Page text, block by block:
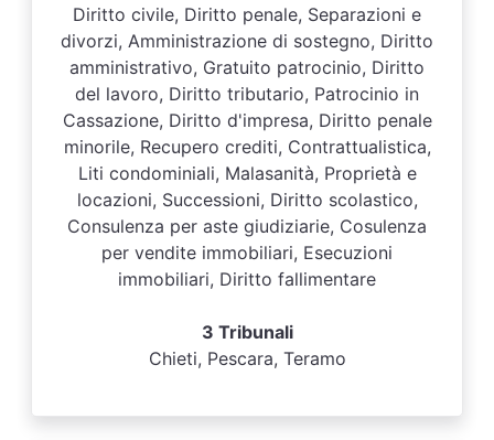
Diritto civile, Diritto penale, Separazioni e
divorzi, Amministrazione di sostegno, Diritto
amministrativo, Gratuito patrocinio, Diritto
del lavoro, Diritto tributario, Patrocinio in
Cassazione, Diritto d'impresa, Diritto penale
minorile, Recupero crediti, Contrattualistica,
Liti condominiali, Malasanità, Proprietà e
locazioni, Successioni, Diritto scolastico,
Consulenza per aste giudiziarie, Cosulenza
per vendite immobiliari, Esecuzioni
immobiliari, Diritto fallimentare
3 Tribunali
Chieti, Pescara, Teramo